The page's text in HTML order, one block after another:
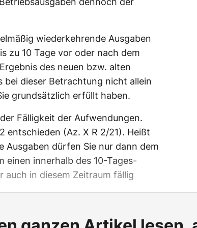
wiederkehrende Ausgaben
zu 10 Tage vor oder nach dem
des neuen bzw. alten
bei dieser Betrachtung nicht allein
grundsätzlich erfüllt haben.
Fälligkeit der Aufwendungen.
entschieden (Az. X R 2/21). Heißt
Ausgaben dürfen Sie nur dann dem
einen innerhalb des 10-Tages-
auch in diesem Zeitraum fällig